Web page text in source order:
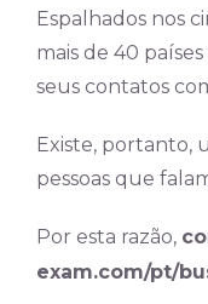
Espalhados nos
mais de 40
seus contatos
Existe, portanto,
pessoas que
Por esta razão,
exam.com/pt/